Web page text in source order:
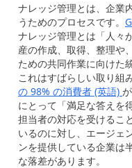
ナレッジ管理とは、企業
うためのプロセスです。
ナレッジ管理とは「人々
産の作成、取得、整理や
ための共同作業に向けた
これはすばらしい取り組
の 98% の消費者 (英語)
にとって「満足な答えを
担当者の対応を受けるこ
いるのに対し、エージェ
ンを提供している企業は
な落差があります。